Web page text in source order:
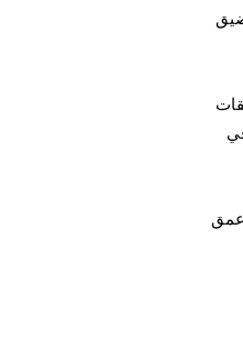
عمق